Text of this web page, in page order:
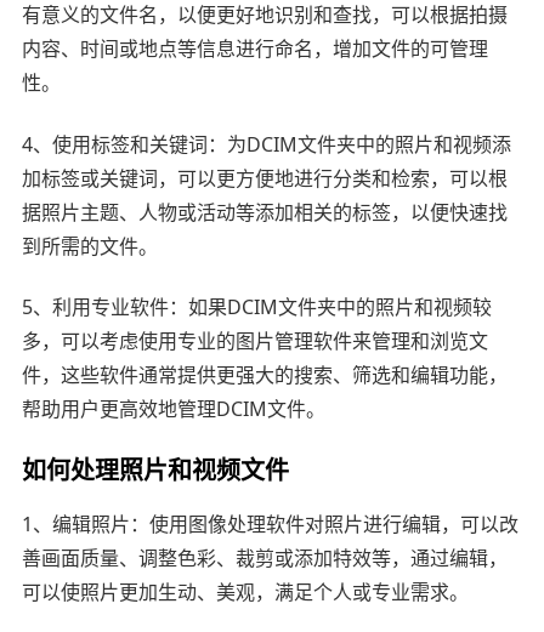
有意义的文件名，以便更好地识别和查找，可以根据拍摄
内容、时间或地点等信息进行命名，增加文件的可管理
性。
4、使用标签和关键词：为DCIM文件夹中的照片和视频添
加标签或关键词，可以更方便地进行分类和检索，可以根
据照片主题、人物或活动等添加相关的标签，以便快速找
到所需的文件。
5、利用专业软件：如果DCIM文件夹中的照片和视频较
多，可以考虑使用专业的图片管理软件来管理和浏览文
件，这些软件通常提供更强大的搜索、筛选和编辑功能，
帮助用户更高效地管理DCIM文件。
如何处理照片和视频文件
1、编辑照片：使用图像处理软件对照片进行编辑，可以改
善画面质量、调整色彩、裁剪或添加特效等，通过编辑，
可以使照片更加生动、美观，满足个人或专业需求。